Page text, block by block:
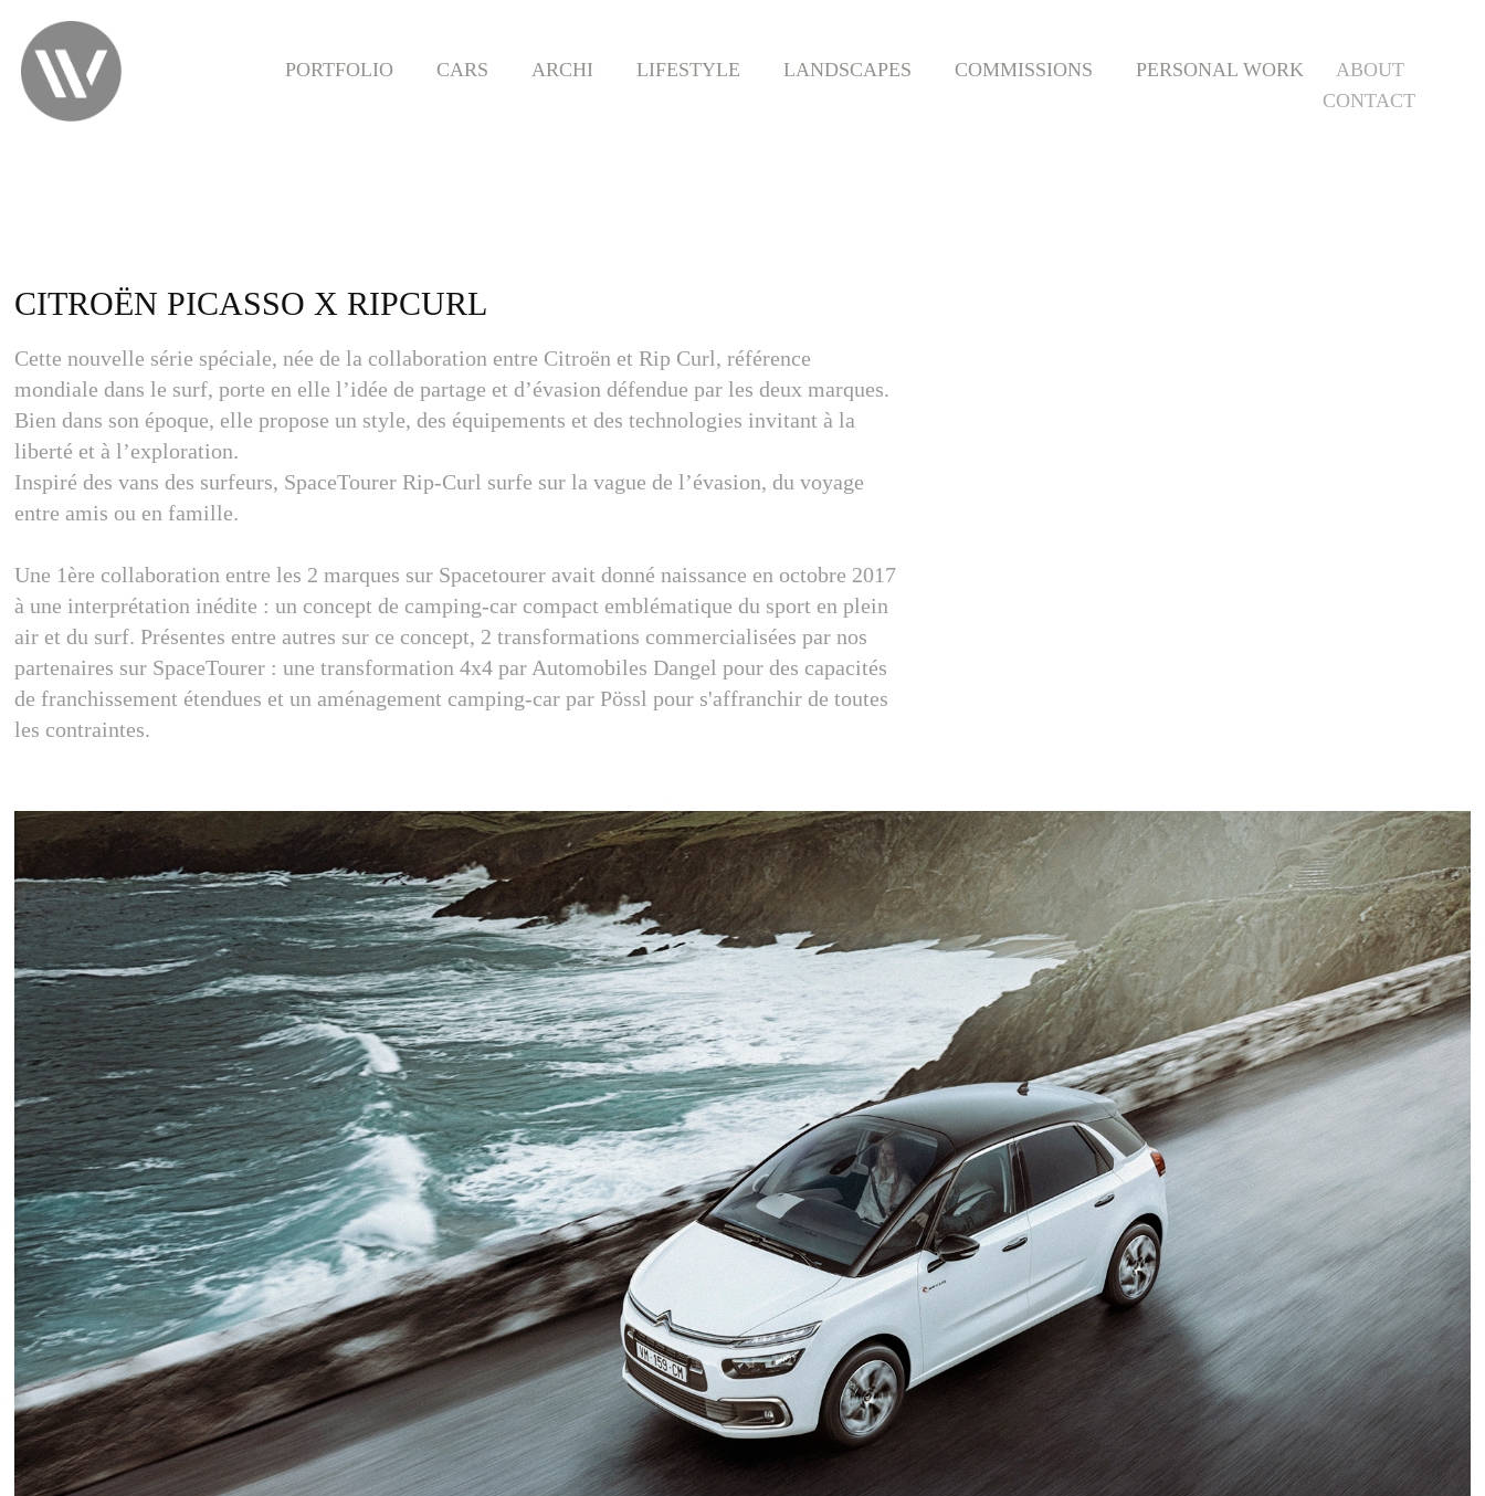
PORTFOLIO CARS ARCHI LIFESTYLE LANDSCAPES COMMISSIONS PERSONAL WORK
ABOUT
CONTACT
CITROËN PICASSO X RIPCURL
Cette nouvelle série spéciale, née de la collaboration entre Citroën et Rip Curl, référence
mondiale dans le surf, porte en elle l’idée de partage et d’évasion défendue par les deux marques.
Bien dans son époque, elle propose un style, des équipements et des technologies invitant à la
liberté et à l’exploration.
Inspiré des vans des surfeurs, SpaceTourer Rip-Curl surfe sur la vague de l’évasion, du voyage
entre amis ou en famille.
Une 1ère collaboration entre les 2 marques sur Spacetourer avait donné naissance en octobre 2017
à une interprétation inédite : un concept de camping-car compact emblématique du sport en plein
air et du surf. Présentes entre autres sur ce concept, 2 transformations commercialisées par nos
partenaires sur SpaceTourer : une transformation 4x4 par Automobiles Dangel pour des capacités
de franchissement étendues et un aménagement camping-car par Pössl pour s'affranchir de toutes
les contraintes.